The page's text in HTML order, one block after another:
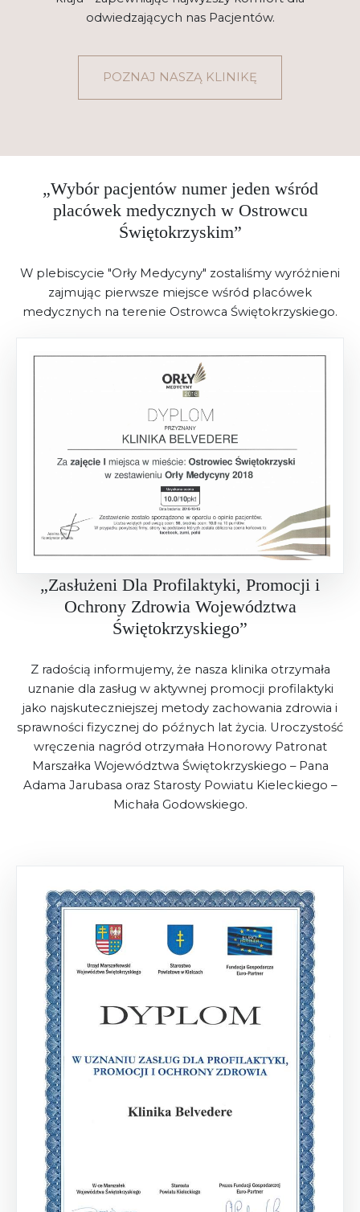
odwiedzających nas Pacjentów.
POZNAJ NASZĄ KLINIKĘ
„Wybór pacjentów numer jeden wśród
placówek medycznych w Ostrowcu
Świętokrzyskim”
W plebiscycie "Orły Medycyny" zostaliśmy wyróżnieni
zajmując pierwsze miejsce wśród placówek
medycznych na terenie Ostrowca Świętokrzyskiego.
„Zasłużeni Dla Profilaktyki, Promocji i
Ochrony Zdrowia Województwa
Świętokrzyskiego”
Z radością informujemy, że nasza klinika otrzymała
uznanie dla zasług w aktywnej promocji profilaktyki
jako najskuteczniejszej metody zachowania zdrowia i
sprawności fizycznej do późnych lat życia. Uroczystość
wręczenia nagród otrzymała Honorowy Patronat
Marszałka Województwa Świętokrzyskiego – Pana
Adama Jarubasa oraz Starosty Powiatu Kieleckiego –
Michała Godowskiego.